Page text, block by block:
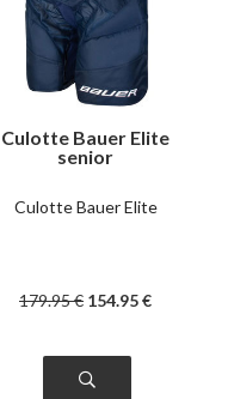
Culotte Bauer Elite
senior
Culotte Bauer Elite
179.95€ 154.95€